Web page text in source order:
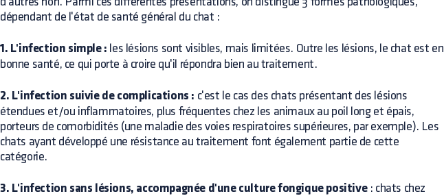
dépendant de l'état de santé général du chat :
1. L'infection simple : les lésions sont visibles, mais limitées. Outre les lésions, le chat est en
bonne santé, ce qui porte à croire qu'il répondra bien au traitement.
2. L'infection suivie de complications : c'est le cas des chats présentant des lésions
étendues et/ou inflammatoires, plus fréquentes chez les animaux au poil long et épais,
porteurs de comorbidités (une maladie des voies respiratoires supérieures, par exemple). Les
chats ayant développé une résistance au traitement font également partie de cette
catégorie.
3. L'infection sans lésions, accompagnée d'une culture fongique positive: chats chez